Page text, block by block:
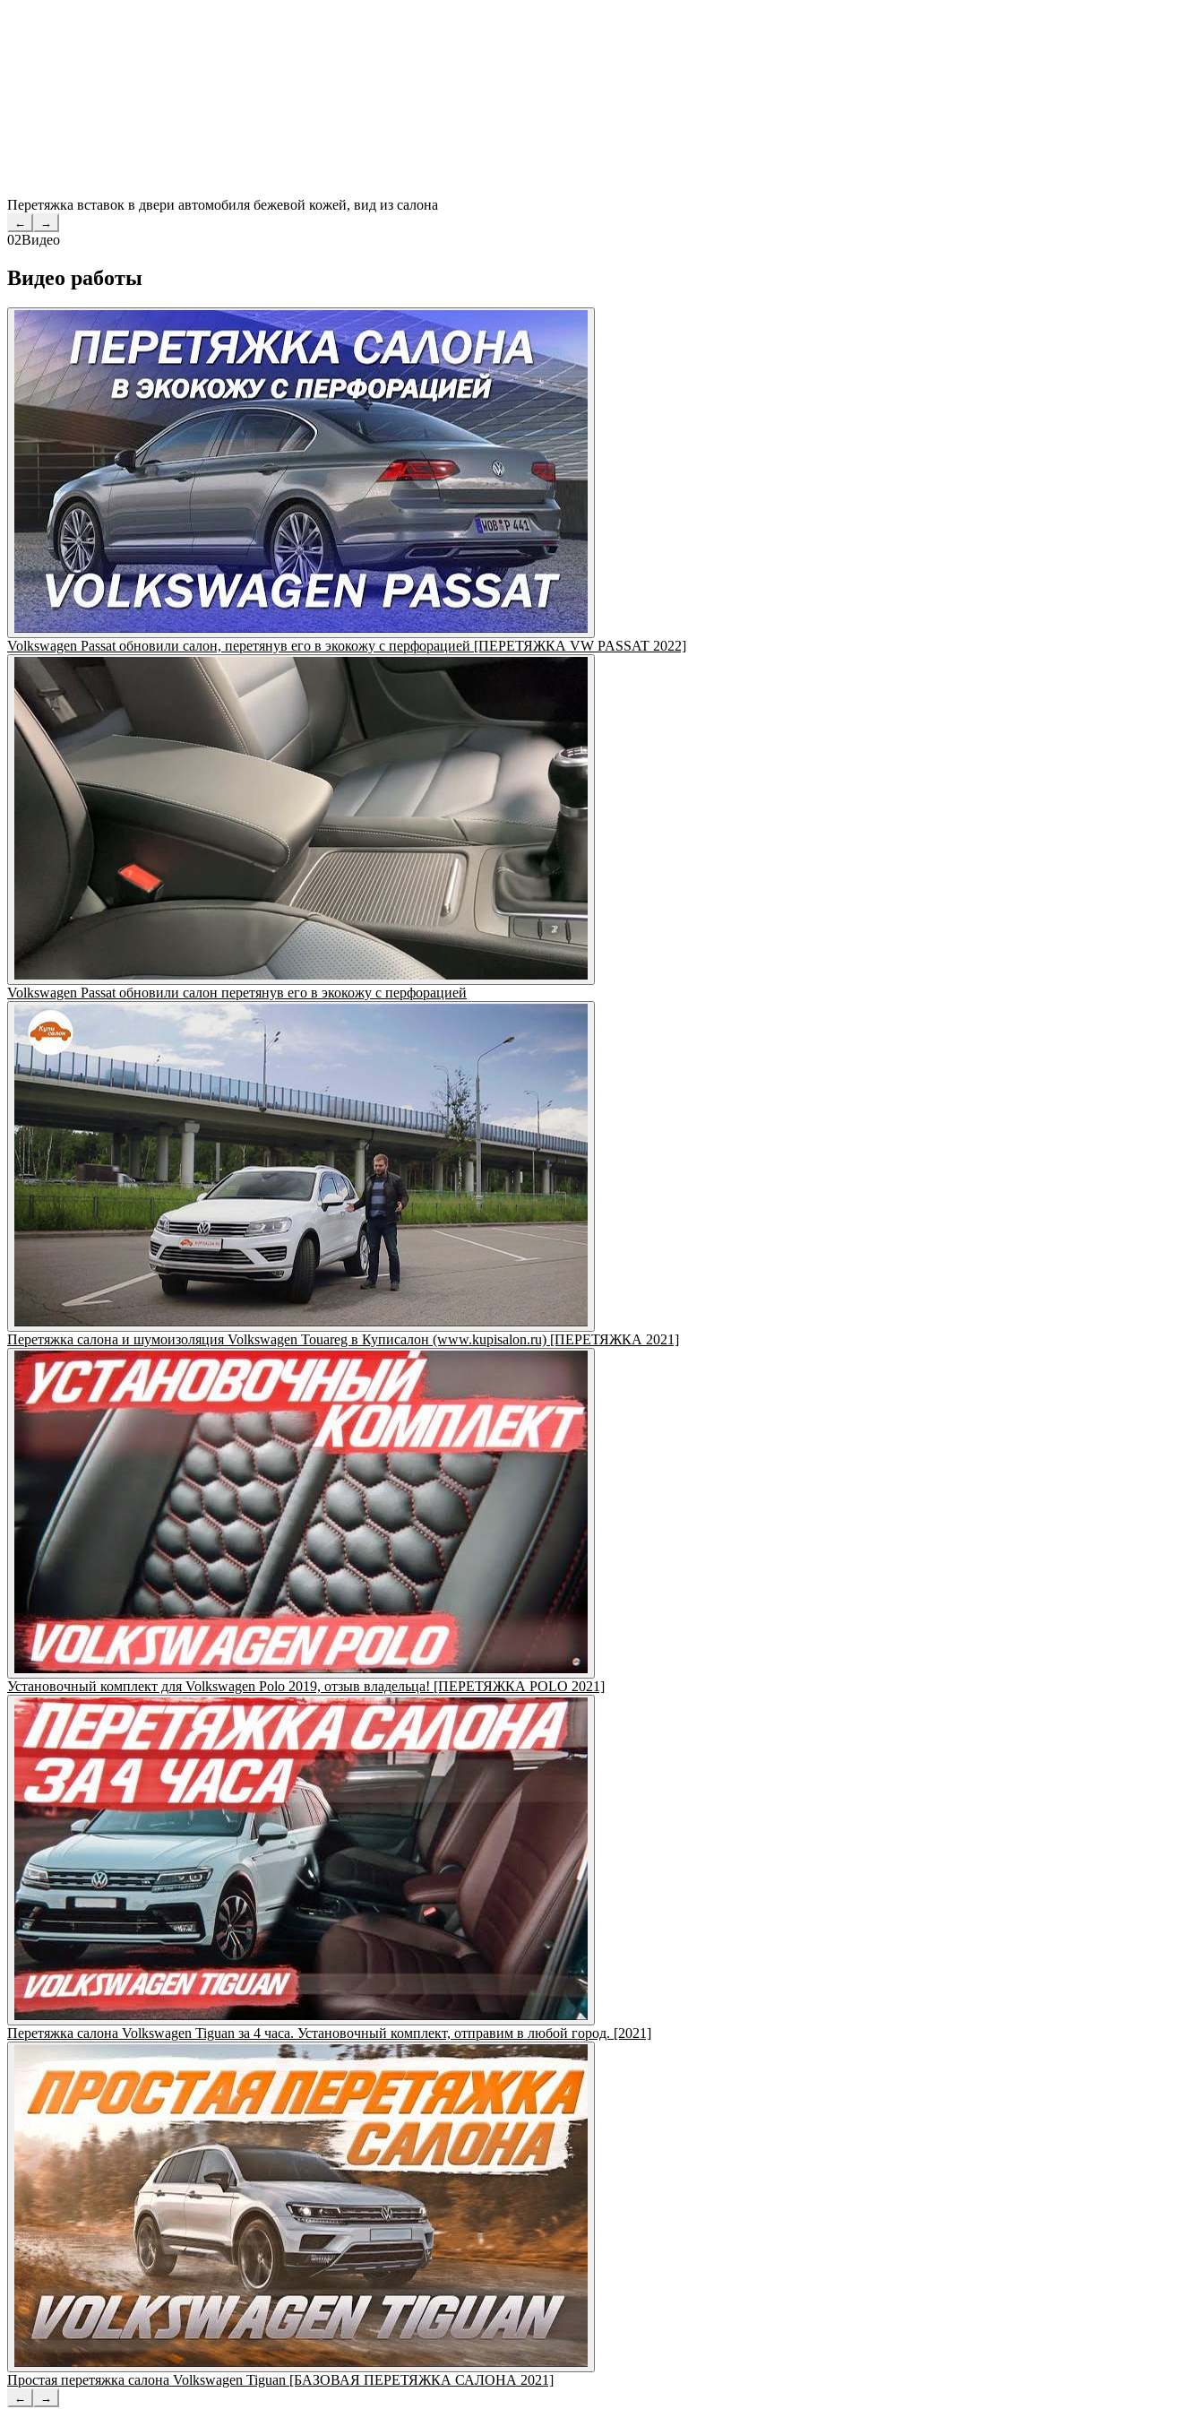
Перетяжка вставок в двери автомобиля бежевой кожей, вид из салона
← →
02Видео
Видео работы
Volkswagen Passat обновили салон, перетянув его в экокожу с перфорацией [ПЕРЕТЯЖКА VW PASSAT 2022]
Volkswagen Passat обновили салон перетянув его в экокожу с перфорацией
Перетяжка салона и шумоизоляция Volkswagen Touareg в Куписалон (www.kupisalon.ru) [ПЕРЕТЯЖКА 2021]
Установочный комплект для Volkswagen Polo 2019, отзыв владельца! [ПЕРЕТЯЖКА POLO 2021]
Перетяжка салона Volkswagen Tiguan за 4 часа. Установочный комплект, отправим в любой город. [2021]
Простая перетяжка салона Volkswagen Tiguan [БАЗОВАЯ ПЕРЕТЯЖКА САЛОНА 2021]
← →